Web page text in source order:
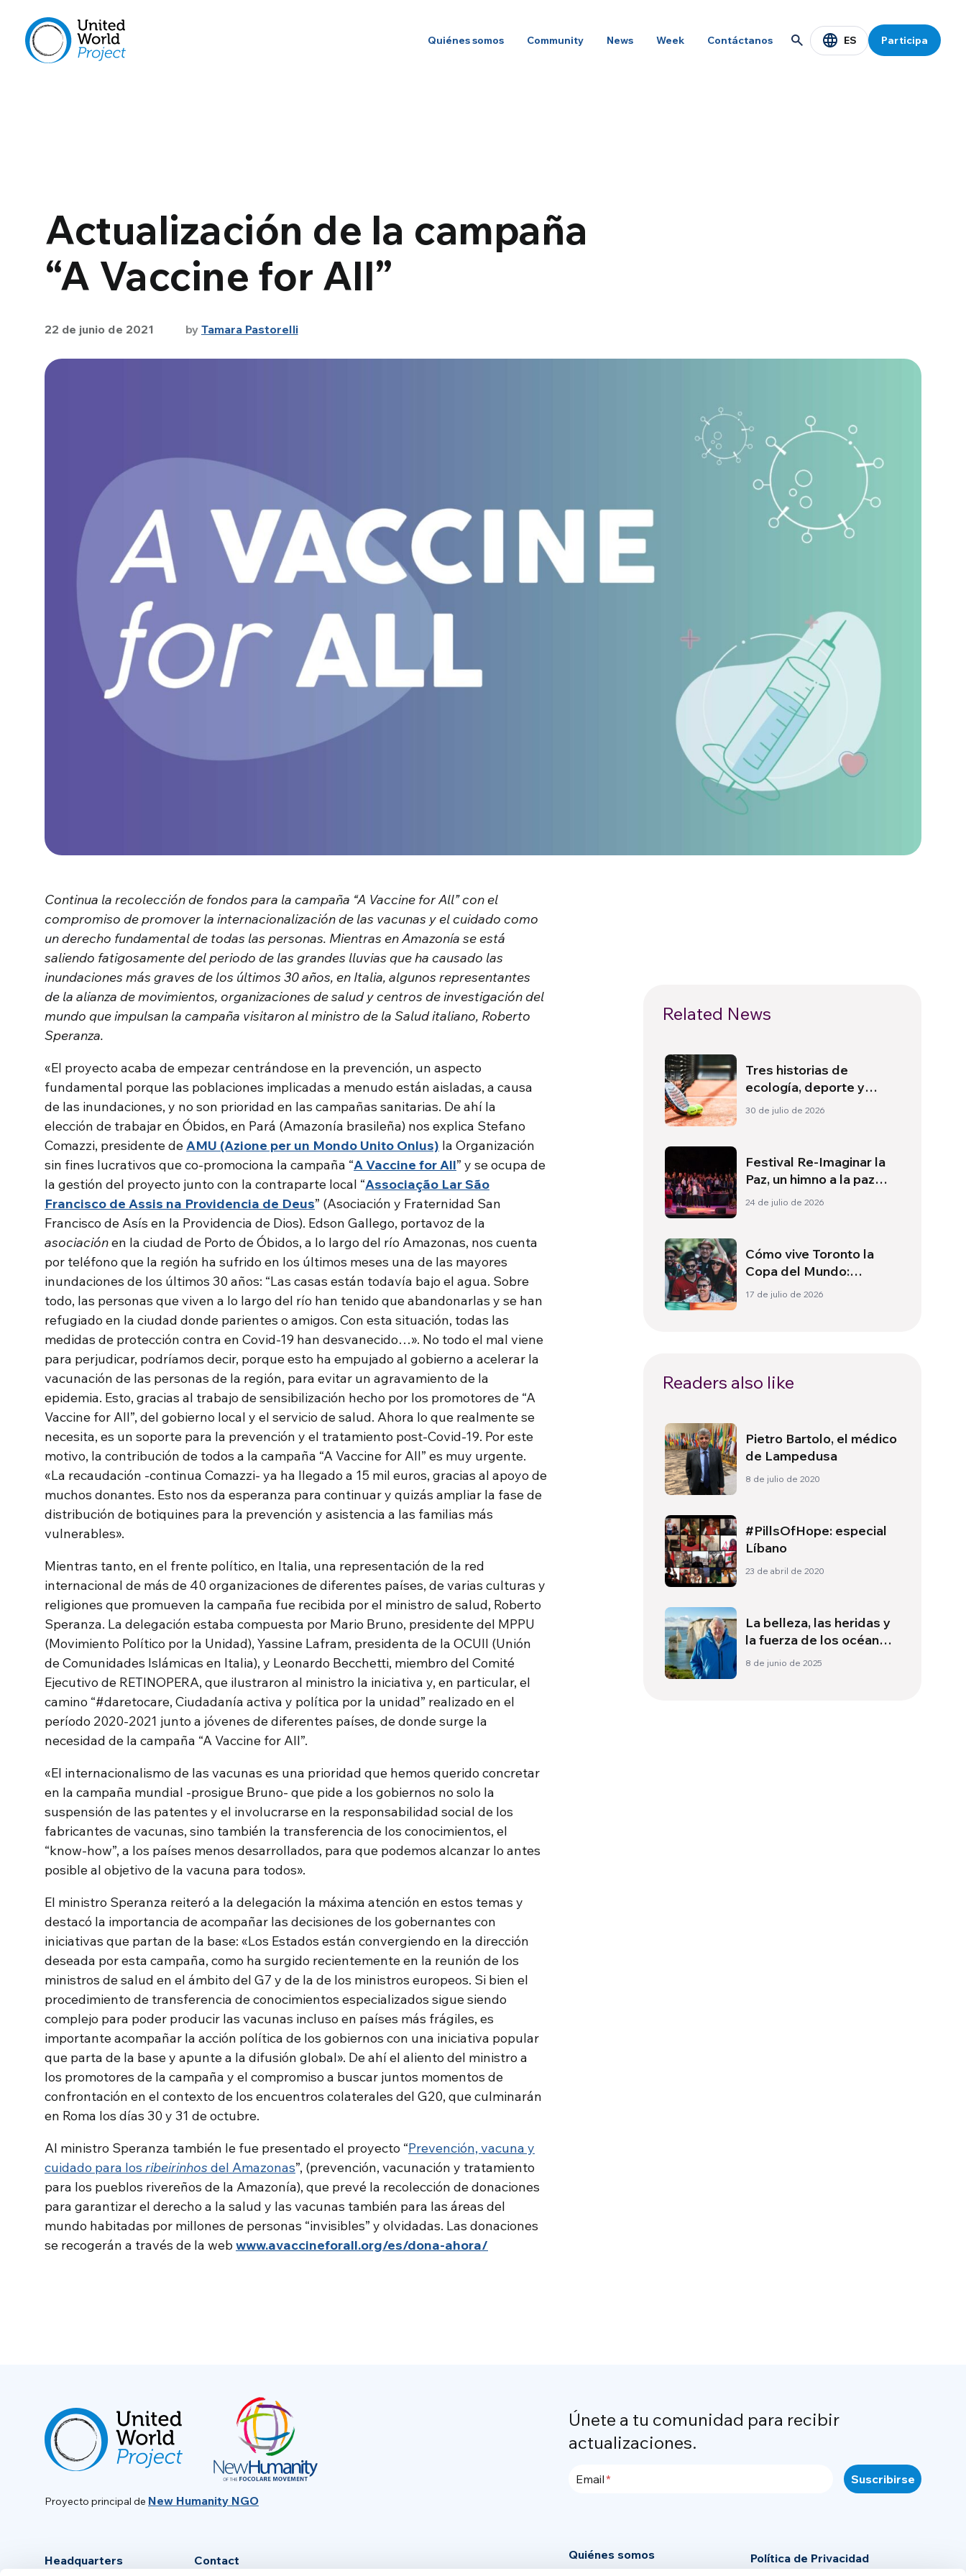
Quiénes somos Community News Week Contáctanos ES Participa
Actualización de la campaña
“A Vaccine for All”
22 de junio de 2021 by Tamara Pastorelli
Continua la recolección de fondos para la campaña “A Vaccine for All” con el
compromiso de promover la internacionalización de las vacunas y el cuidado como
un derecho fundamental de todas las personas. Mientras en Amazonía se está
saliendo fatigosamente del periodo de las grandes lluvias que ha causado las
inundaciones más graves de los últimos 30 años, en Italia, algunos representantes
de la alianza de movimientos, organizaciones de salud y centros de investigación del
mundo que impulsan la campaña visitaron al ministro de la Salud italiano, Roberto
Speranza.
«El proyecto acaba de empezar centrándose en la prevención, un aspecto
fundamental porque las poblaciones implicadas a menudo están aisladas, a causa
de las inundaciones, y no son prioridad en las campañas sanitarias. De ahí la
elección de trabajar en Óbidos, en Pará (Amazonía brasileña) nos explica Stefano
Comazzi, presidente deAMU (Azione per un Mondo Unito Onlus) la Organización
sin fines lucrativos que co-promociona la campaña “A Vaccine for All” y se ocupa de
la gestión del proyecto junto con la contraparte local “Associação Lar São
Francisco de Assis na Providencia de Deus” (Asociación y Fraternidad San
Francisco de Asís en la Providencia de Dios). Edson Gallego, portavoz de la
asociaciónen la ciudad de Porto de Óbidos, a lo largo del río Amazonas, nos cuenta
por teléfono que la región ha sufrido en los últimos meses una de las mayores
inundaciones de los últimos 30 años: “Las casas están todavía bajo el agua. Sobre
todo, las personas que viven a lo largo del río han tenido que abandonarlas y se han
refugiado en la ciudad donde parientes o amigos. Con esta situación, todas las
medidas de protección contra en Covid-19 han desvanecido…». No todo el mal viene
para perjudicar, podríamos decir, porque esto ha empujado al gobierno a acelerar la
vacunación de las personas de la región, para evitar un agravamiento de la
epidemia. Esto, gracias al trabajo de sensibilización hecho por los promotores de “A
Vaccine for All”, del gobierno local y el servicio de salud. Ahora lo que realmente se
necesita, es un soporte para la prevención y el tratamiento post-Covid-19. Por este
motivo, la contribución de todos a la campaña “A Vaccine for All” es muy urgente.
«La recaudación -continua Comazzi- ya ha llegado a 15 mil euros, gracias al apoyo de
muchos donantes. Esto nos da esperanza para continuar y quizás ampliar la fase de
distribución de botiquines para la prevención y asistencia a las familias más
vulnerables».
Mientras tanto, en el frente político, en Italia, una representación de la red
internacional de más de 40 organizaciones de diferentes países, de varias culturas y
religiones que promueven la campaña fue recibida por el ministro de salud, Roberto
Speranza. La delegación estaba compuesta por Mario Bruno, presidente del MPPU
(Movimiento Político por la Unidad), Yassine Lafram, presidenta de la OCUII (Unión
de Comunidades Islámicas en Italia), y Leonardo Becchetti, miembro del Comité
Ejecutivo de RETINOPERA, que ilustraron al ministro la iniciativa y, en particular, el
camino “#daretocare, Ciudadanía activa y política por la unidad” realizado en el
período 2020-2021 junto a jóvenes de diferentes países, de donde surge la
necesidad de la campaña “A Vaccine for All”.
«El internacionalismo de las vacunas es una prioridad que hemos querido concretar
en la campaña mundial -prosigue Bruno- que pide a los gobiernos no solo la
suspensión de las patentes y el involucrarse en la responsabilidad social de los
fabricantes de vacunas, sino también la transferencia de los conocimientos, el
“know-how”, a los países menos desarrollados, para que podemos alcanzar lo antes
posible al objetivo de la vacuna para todos».
El ministro Speranza reiteró a la delegación la máxima atención en estos temas y
destacó la importancia de acompañar las decisiones de los gobernantes con
iniciativas que partan de la base: «Los Estados están convergiendo en la dirección
deseada por esta campaña, como ha surgido recientemente en la reunión de los
ministros de salud en el ámbito del G7 y de la de los ministros europeos. Si bien el
procedimiento de transferencia de conocimientos especializados sigue siendo
complejo para poder producir las vacunas incluso en países más frágiles, es
importante acompañar la acción política de los gobiernos con una iniciativa popular
que parta de la base y apunte a la difusión global». De ahí el aliento del ministro a
los promotores de la campaña y el compromiso a buscar juntos momentos de
confrontación en el contexto de los encuentros colaterales del G20, que culminarán
en Roma los días 30 y 31 de octubre.
Al ministro Speranza también le fue presentado el proyecto “Prevención, vacuna y
cuidado para los ribeirinhos del Amazonas”, (prevención, vacunación y tratamiento
para los pueblos rivereños de la Amazonía), que prevé la recolección de donaciones
para garantizar el derecho a la salud y las vacunas también para las áreas del
mundo habitadas por millones de personas “invisibles” y olvidadas. Las donaciones
se recogerán a través de la web www.avaccineforall.org/es/dona-ahora/
Related News
Tres historias de
ecología, deporte y
salud en Sudamérica
30 de julio de 2026
Festival Re-Imaginar la
Paz, un himno a la paz
desde Florencia
24 de julio de 2026
Cómo vive Toronto la
Copa del Mundo:
Cultura, identidad y
17 de julio de 2026
Readers also like
Pietro Bartolo, el médico
de Lampedusa
8 de julio de 2020
#PillsOfHope: especial
Líbano
23 de abril de 2020
La belleza, las heridas y
la fuerza de los océanos
en el nuevo documental
8 de junio de 2025
Proyecto principal de New Humanity NGO
Únete a tu comunidad para recibir
actualizaciones.
Email
Headquarters Contact
Quiénes somos
Política de Privacidad